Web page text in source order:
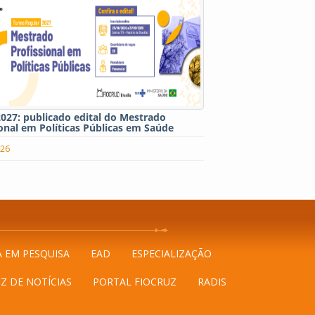
publicado edital do Mestrado
em Políticas Públicas em Saúde
EM PESQUISA EAD ESPECIALIZAÇÃO
DE NOTÍCIAS PORTAL FIOCRUZ RADIS